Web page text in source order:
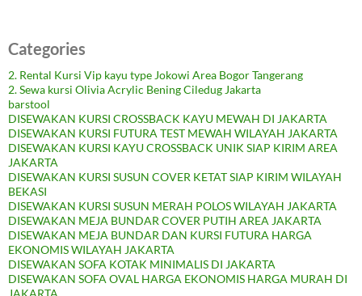
Categories
2. Rental Kursi Vip kayu type Jokowi Area Bogor Tangerang
2. Sewa kursi Olivia Acrylic Bening Ciledug Jakarta
barstool
DISEWAKAN KURSI CROSSBACK KAYU MEWAH DI JAKARTA
DISEWAKAN KURSI FUTURA TEST MEWAH WILAYAH JAKARTA
DISEWAKAN KURSI KAYU CROSSBACK UNIK SIAP KIRIM AREA
JAKARTA
DISEWAKAN KURSI SUSUN COVER KETAT SIAP KIRIM WILAYAH
BEKASI
DISEWAKAN KURSI SUSUN MERAH POLOS WILAYAH JAKARTA
DISEWAKAN MEJA BUNDAR COVER PUTIH AREA JAKARTA
DISEWAKAN MEJA BUNDAR DAN KURSI FUTURA HARGA
EKONOMIS WILAYAH JAKARTA
DISEWAKAN SOFA KOTAK MINIMALIS DI JAKARTA
DISEWAKAN SOFA OVAL HARGA EKONOMIS HARGA MURAH DI
JAKARTA